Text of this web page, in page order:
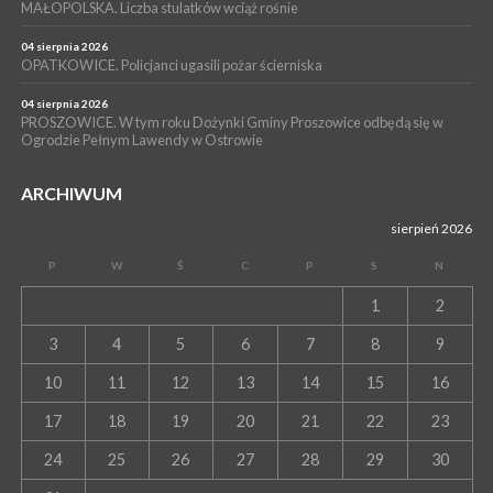
PROSZOWICE. Już za tydzień kolejne zajęcia z cyklu „Wakacyjne
MAŁOPOLSKA. Liczba stulatków wciąż rośnie
04 sierpnia 2026
OPATKOWICE. Policjanci ugasili pożar ścierniska
04 sierpnia 2026
PROSZOWICE. W tym roku Dożynki Gminy Proszowice odbędą się w
Ogrodzie Pełnym Lawendy w Ostrowie
ARCHIWUM
sierpień 2026
P W Ś C P S N
1 2
3 4 5 6 7 8 9
10 11 12 13 14 15 16
17 18 19 20 21 22 23
24 25 26 27 28 29 30